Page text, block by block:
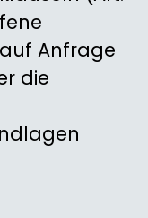
Anfrage
die